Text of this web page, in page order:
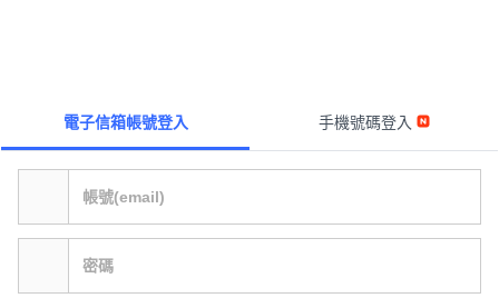
電子信箱帳號登入 手機號碼登入